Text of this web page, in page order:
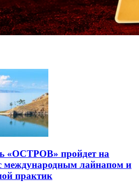
«ОСТРОВ» пройдет на
международным лайнапом и
практик